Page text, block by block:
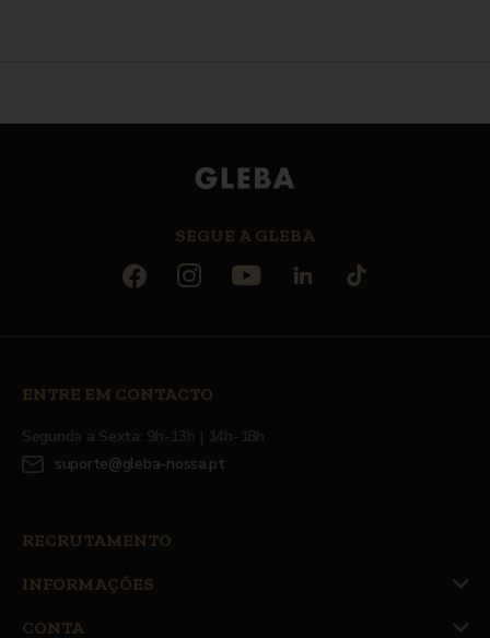
SEGUE A GLEBA
ENTRE EM CONTACTO
Segunda a Sexta: 9h-13h | 14h-18h
suporte@gleba-nossa.pt
RECRUTAMENTO
INFORMAÇÕES
CONTA